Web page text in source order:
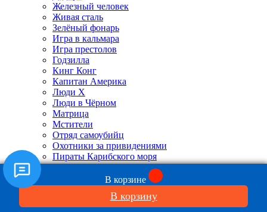
В корзине
В корзину
Железный человек
Живая сталь
Зелёный фонарь
Игра в кальмара
Игра престолов
Годзилла
Кинг Конг
Капитан Америка
Люди X
Люди в Чёрном
Матрица
Мстители
Отряд самоубийц
Охотники за привидениями
Пираты Карибского моря
Робокоп
Рэмбо
Стражи галактики